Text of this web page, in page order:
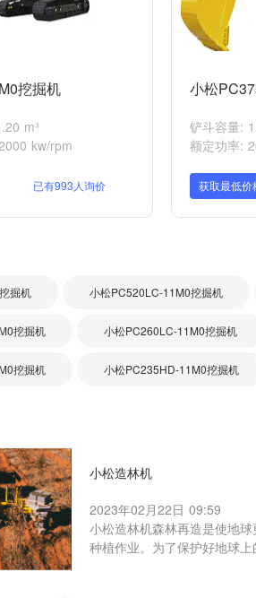
挖掘机
m³
kw/rpm
已有993人询价
小松
铲斗容量:
额定功率:
获取最低价
掘机 小松PC520LC-11M0挖掘机
挖掘机 小松PC260LC-11M0挖掘机
挖掘机 小松PC235HD-11M0挖掘机
小松造林机
2023年02月22日 09:59
小松造林机森林再造是使地
种植作业。为了保护好地球